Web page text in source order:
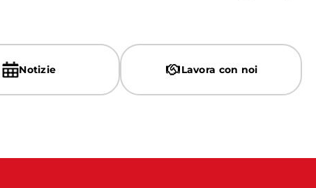
Notizie Lavora con noi